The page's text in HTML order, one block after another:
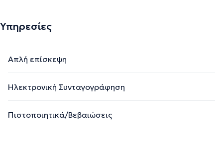
Υπηρεσίες
Απλή επίσκεψη
Ηλεκτρονική Συνταγογράφηση
Πιστοποιητικά/Βεβαιώσεις